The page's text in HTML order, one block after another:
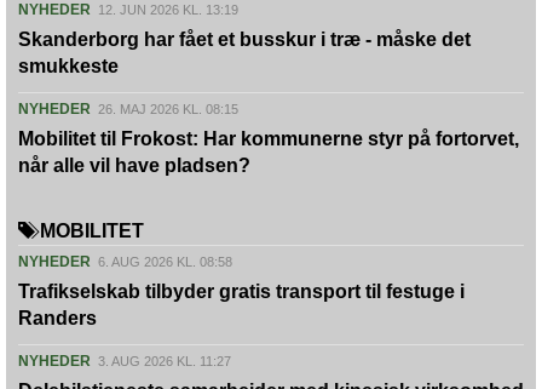
NYHEDER 12. JUN 2026 KL. 13:19
Skanderborg har fået et busskur i træ - måske det
smukkeste
NYHEDER 26. MAJ 2026 KL. 08:15
Mobilitet til Frokost: Har kommunerne styr på fortorvet,
når alle vil have pladsen?
MOBILITET
NYHEDER 6. AUG 2026 KL. 08:58
Trafikselskab tilbyder gratis transport til festuge i
Randers
NYHEDER 3. AUG 2026 KL. 11:27